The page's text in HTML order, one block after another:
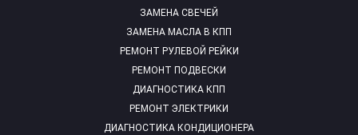
ЗАМЕНА СВЕЧЕЙ
ЗАМЕНА МАСЛА В КПП
РЕМОНТ РУЛЕВОЙ РЕЙКИ
РЕМОНТ ПОДВЕСКИ
ДИАГНОСТИКА КПП
РЕМОНТ ЭЛЕКТРИКИ
ДИАГНОСТИКА КОНДИЦИОНЕРА